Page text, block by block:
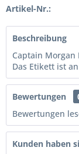
Artikel-Nr.:
Beschreibung
Captain Morgan
Das Etikett ist
Bewertungen
Bewertungen
Kunden haben